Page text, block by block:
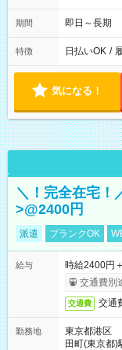
期間 即日～長期
特徴 日払いOK /
気になる！
＼！完全在宅！
>@2400円
派遣 ブランクOK
給与
時給2400円
交通費別
交通費 交通
勤務地
東京都港区
田町(東京都)